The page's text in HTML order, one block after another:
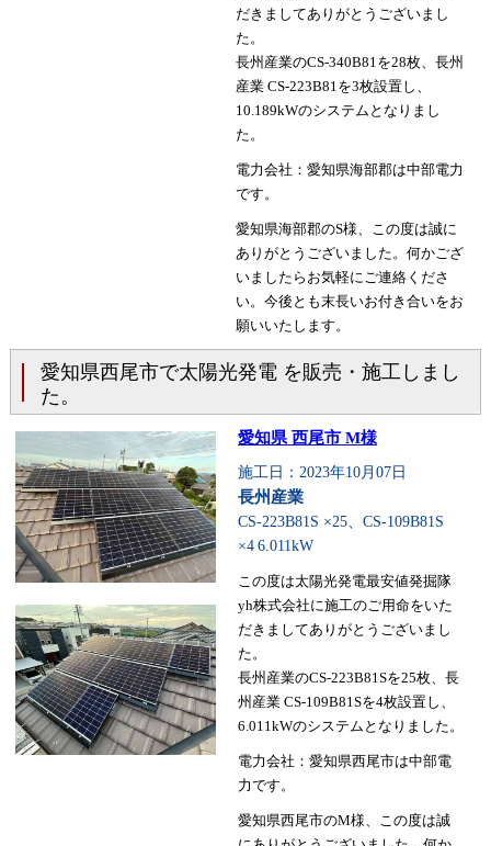
だきましてありがとうございまし
た。
長州産業のCS-340B81を28枚、長州
産業 CS-223B81を3枚設置し、
10.189kWのシステムとなりまし
た。
電力会社：愛知県海部郡は中部電力
です。
愛知県海部郡のS様、この度は誠に
ありがとうございました。何かござ
いましたらお気軽にご連絡くださ
い。今後とも末長いお付き合いをお
願いいたします。
愛知県西尾市で太陽光発電 を販売・施工しまし
た。
愛知県 西尾市 M様
施工日：2023年10月07日
長州産業
CS-223B81S ×25、CS-109B81S
×4 6.011kW
この度は太陽光発電最安値発掘隊
yh株式会社に施工のご用命をいた
だきましてありがとうございまし
た。
長州産業のCS-223B81Sを25枚、長
州産業 CS-109B81Sを4枚設置し、
6.011kWのシステムとなりました。
電力会社：愛知県西尾市は中部電
力です。
愛知県西尾市のM様、この度は誠